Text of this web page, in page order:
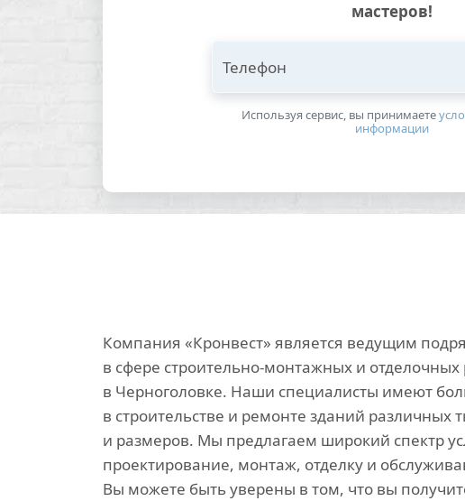
мастеров!
Телефон
Используя сервис, вы принимаетe
информации
Компания «Кронвест» является ведущим
в сфере строительно-монтажных и отделочных
в Черноголовке. Наши специалисты имеют
в строительстве и ремонте зданий различных
и размеров. Мы предлагаем широкий спектр
проектирование, монтаж, отделку и
Вы можете быть уверены в том, что вы